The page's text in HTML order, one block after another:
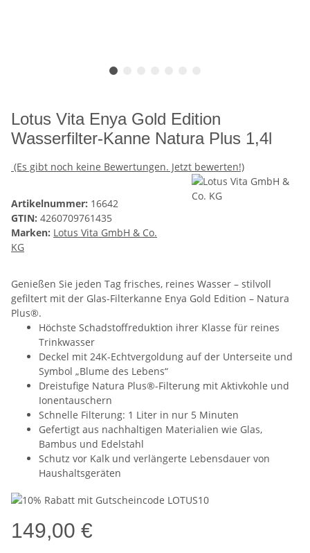
Lotus Vita Enya Gold Edition
Wasserfilter-Kanne Natura Plus 1,4l
(Es gibt noch keine Bewertungen. Jetzt bewerten!)
Artikelnummer: 16642
GTIN: 4260709761435
Marken: Lotus Vita GmbH & Co.
KG
Genießen Sie jeden Tag frisches, reines Wasser – stilvoll
gefiltert mit der Glas-Filterkanne Enya Gold Edition – Natura
Plus®.
Höchste Schadstoffreduktion ihrer Klasse für reines
Trinkwasser
Deckel mit 24K-Echtvergoldung auf der Unterseite und
Symbol „Blume des Lebens“
Dreistufige Natura Plus®-Filterung mit Aktivkohle und
Ionentauschern
Schnelle Filterung: 1 Liter in nur 5 Minuten
Gefertigt aus nachhaltigen Materialien wie Glas,
Bambus und Edelstahl
Schutz vor Kalk und verlängerte Lebensdauer von
Haushaltsgeräten
149,00 €